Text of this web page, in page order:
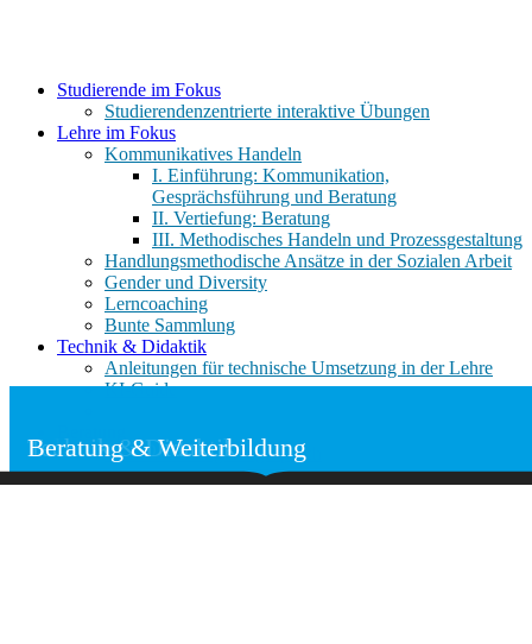
Studierende im Fokus
Lehre im Fokus
Technik & Didaktik
Beratung & Weiterbildung
Close
Studierende im Fokus
Studierendenzentrierte interaktive Übungen
Lehre im Fokus
Kommunikatives Handeln
I. Einführung: Kommunikation,
Gesprächsführung und Beratung
II. Vertiefung: Beratung
III. Methodisches Handeln und Prozessgestaltung
Handlungsmethodische Ansätze in der Sozialen Arbeit
Gender und Diversity
Lerncoaching
Bunte Sammlung
Technik & Didaktik
Anleitungen für technische Umsetzung in der Lehre
KI-Guide
Terminbuchung Vorgespräch